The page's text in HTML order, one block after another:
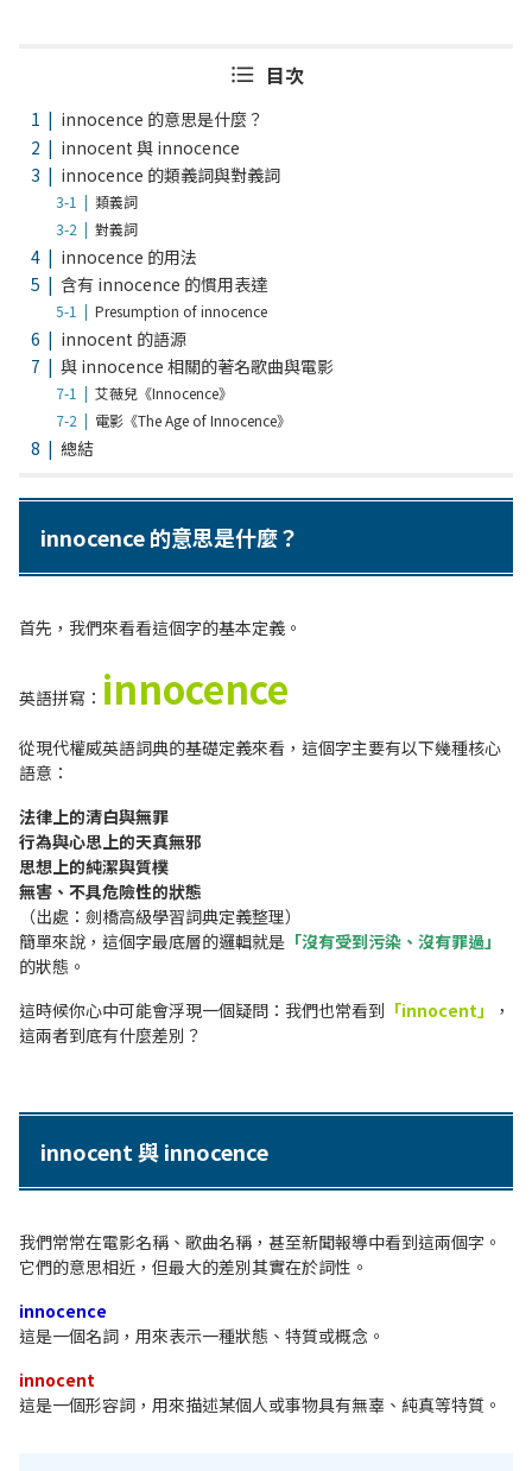
目次
innocence 的意思是什麼？
innocent 與 innocence
innocence 的類義詞與對義詞
類義詞
對義詞
innocence 的用法
含有 innocence 的慣用表達
Presumption of innocence
innocent 的語源
與 innocence 相關的著名歌曲與電影
艾薇兒《Innocence》
電影《The Age of Innocence》
總結
innocence 的意思是什麼？
首先，我們來看看這個字的基本定義。
英語拼寫： innocence
從現代權威英語詞典的基礎定義來看，這個字主要有以下幾種核心
語意：
法律上的清白與無罪
行為與心思上的天真無邪
思想上的純潔與質樸
無害、不具危險性的狀態
（出處：劍橋高級學習詞典定義整理）
簡單來說，這個字最底層的邏輯就是 「沒有受到污染、沒有罪過」
的狀態。
這時候你心中可能會浮現一個疑問：我們也常看到 「innocent」
，
這兩者到底有什麼差別？
innocent 與 innocence
我們常常在電影名稱、歌曲名稱，甚至新聞報導中看到這兩個字。
它們的意思相近，但最大的差別其實在於詞性。
innocence
這是一個名詞，用來表示一種狀態、特質或概念。
innocent
這是一個形容詞，用來描述某個人或事物具有無辜、純真等特質。